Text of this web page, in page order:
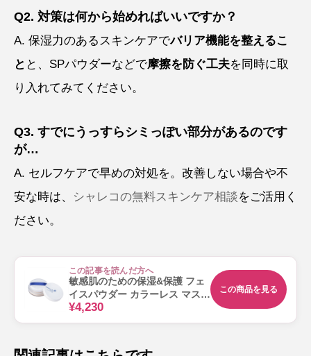
Q2. 対策は何から始めればいいですか？
A. 保湿力のあるスキンケアでバリア機能を整えるこ
と と、SPパウダーなどで摩擦を防ぐ工夫を同時に取
り入れてみてください。
Q3. すでにうっすらシミっぽい部分があるのです
が…
A. セルフケアで早めの対処を。改善しない場合や不
安な時は、
シャレコの無料スキンケア相談をご活用く
ださい。
この記事を読んだ方へ
敏感肌のための保湿&保護 フェ
イスパウダー カラーレス マスク
が汚れにくい シャレコレスキュ
ーSPパウダー 12g（パフ付）
¥4,230
この商品を見る